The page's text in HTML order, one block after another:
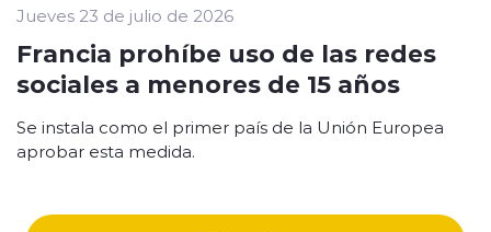
Jueves 23 de julio de 2026
Francia prohíbe uso de las redes
sociales a menores de 15 años
Se instala como el primer país de la Unión Europea
aprobar esta medida.